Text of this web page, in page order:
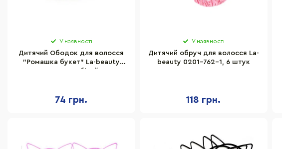
У наявності
Дитячий Ободок для волосся
"Ромашка букет" La-beauty
74 грн.
У наявності
Дитячий обруч для волосся La-
beauty 0201-762-1, 6 штук
118 грн.